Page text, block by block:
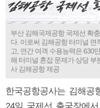
부산 김해국제공항 국제선 확
다. 이로써 김해공항 터미널 면
고, 연간 여객 수용능력은 630
해 터미널 혼잡 문제가 상당 부
사 김해공항 제공
한국공항공사는 김해공
24일 국제선 출국장에